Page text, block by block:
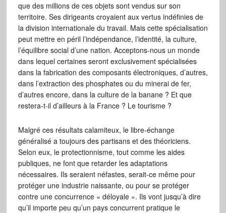
que des millions de ces objets sont vendus sur son
territoire. Ses dirigeants croyaient aux vertus indéfinies de
la division internationale du travail. Mais cette spécialisation
peut mettre en péril l’indépendance, l’identité, la culture,
l’équilibre social d’une nation. Acceptons-nous un monde
dans lequel certaines seront exclusivement spécialisées
dans la fabrication des composants électroniques, d’autres,
dans l’extraction des phosphates ou du minerai de fer,
d’autres encore, dans la culture de la banane ? Et que
restera-t-il d’ailleurs à la France ? Le tourisme ?
Malgré ces résultats calamiteux, le libre-échange
généralisé a toujours des partisans et des théoriciens.
Selon eux, le protectionnisme, tout comme les aides
publiques, ne font que retarder les adaptations
nécessaires. Ils seraient néfastes, serait-ce même pour
protéger une industrie naissante, ou pour se protéger
contre une concurrence « déloyale ». Ils vont jusqu’à dire
qu’il importe peu qu’un pays concurrent pratique le